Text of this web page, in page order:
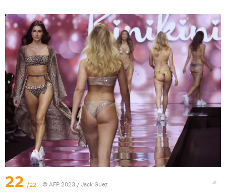
22 /22 © AFP 2023 / Jack Guez